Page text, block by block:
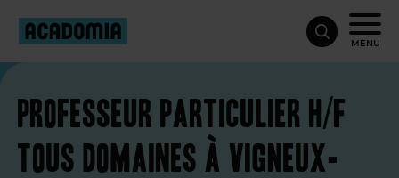
MENU
Professeur particulier H/F
tous domaines à Vigneux-